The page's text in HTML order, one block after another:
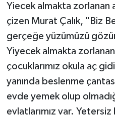
Yiecek almakta zorlanan
çizen Murat Çalık, "Biz
gerçeğe yüzümüzü
Yiyecek almakta
çocuklarımız okula aç
yanında beslenme
evde yemek olup
evlatlarımız var. Yetersiz